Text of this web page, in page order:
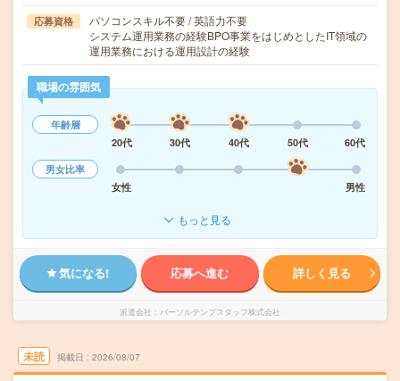
応募資格
パソコンスキル不要 / 英語力不要
システム運用業務の経験BPO事業をはじめとしたIT領域の
運用業務における運用設計の経験
職場の雰囲気
年齢層
20代
30代 40代 50代
60代
男女比率
女性
男性
もっと見る
気になる! 応募へ進む 詳しく見る
派遣会社 パーソルテンプスタッフ株式会社
未読 掲載日 2026/08/07